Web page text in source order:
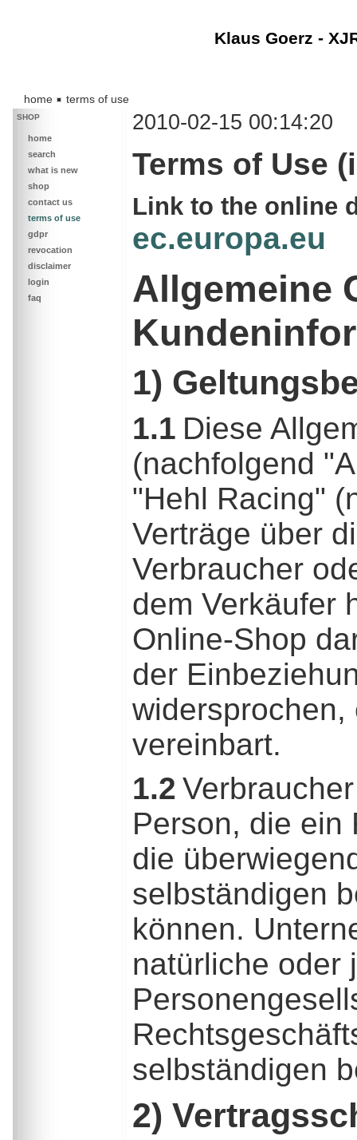
Klaus Goerz -
home terms of use
SHOP
home
search
what is new
shop
contact us
terms of use
gdpr
revocation
disclaimer
login
faq
2010-02-15 00:14:20
Terms of Use
Link to the online
ec.europa.eu
Allgemeine
1)
1.1 Diese
(nachfolgend
"Hehl Racing"
Verträge über
Verbraucher
dem Verkäufer
Online-Shop
der
vereinbart.
1.2
Person, die ein
die
selbständigen
können.
natürliche oder
selbständigen
2)